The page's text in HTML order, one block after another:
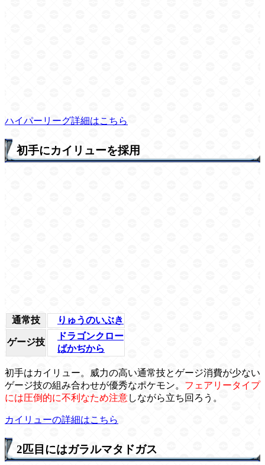
ハイパーリーグ詳細はこちら
初手にカイリューを採用
通常技 りゅうのいぶき
ゲージ技
ドラゴンクロー
ばかぢから
初手はカイリュー。威力の高い通常技とゲージ消費が少ない
ゲージ技の組み合わせが優秀なポケモン。 フェアリータイプ
には圧倒的に不利なため注意しながら立ち回ろう。
カイリューの詳細はこちら
2匹目にはガラルマタドガス